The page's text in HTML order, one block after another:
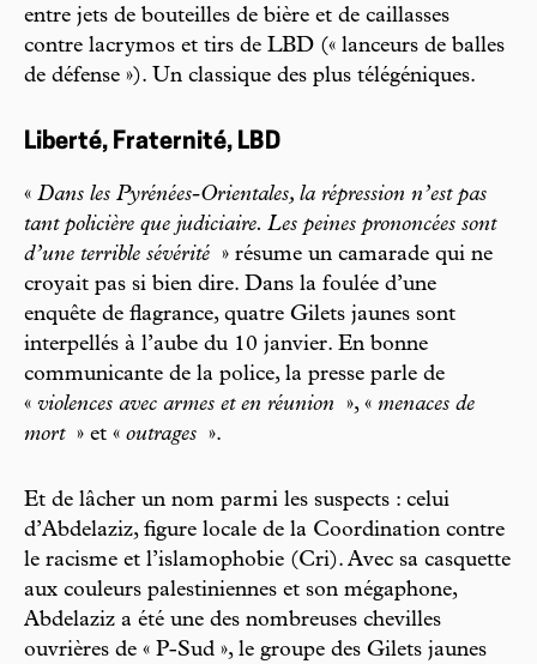
entre jets de bouteilles de bière et de caillasses
contre lacrymos et tirs de LBD (« lanceurs de balles
de défense »). Un classique des plus télégéniques.
Liberté, Fraternité, LBD
« Dans les Pyrénées-Orientales, la répression n’est pas
tant policière que judiciaire. Les peines prononcées sont
d’une terrible sévérité » résume un camarade qui ne
croyait pas si bien dire. Dans la foulée d’une
enquête de flagrance, quatre Gilets jaunes sont
interpellés à l’aube du 10 janvier. En bonne
communicante de la police, la presse parle de
« violences avec armes et en réunion », « menaces de
mort » et « outrages ».
Et de lâcher un nom parmi les suspects : celui
d’Abdelaziz, figure locale de la Coordination contre
le racisme et l’islamophobie (Cri). Avec sa casquette
aux couleurs palestiniennes et son mégaphone,
Abdelaziz a été une des nombreuses chevilles
ouvrières de « P-Sud », le groupe des Gilets jaunes